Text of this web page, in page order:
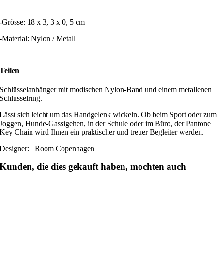
-Grösse: 18 x 3, 3 x 0, 5 cm
-Material: Nylon / Metall
Teilen
Schlüsselanhänger mit modischen Nylon-Band und einem metallenen
Schlüsselring.
Lässt sich leicht um das Handgelenk wickeln. Ob beim Sport oder zum
Joggen, Hunde-Gassigehen, in der Schule oder im Büro, der Pantone
Key Chain wird Ihnen ein praktischer und treuer Begleiter werden.
Designer:
Room Copenhagen
Kunden, die dies gekauft haben, mochten auch